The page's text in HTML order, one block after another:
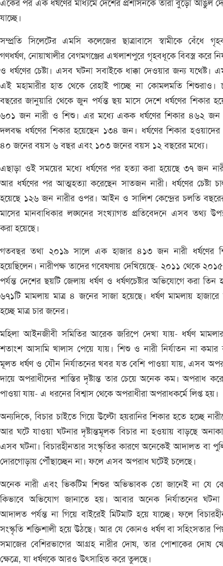
একের পর এক ধর্ষণের মাধ্যমে দেশের প্রশাসনকে তারা বুড়ো আঙুল
যাচ্ছে।
সম্প্রতি সিলেটের এমসি কলেজের ছাত্রাবাসে স্বামীকে বেঁধে
গণধর্ষণ, নোয়াখালীর বেগমগঞ্জের এখলাশপুরে গৃহবধূকে বিবস্ত্র করে
ও ধর্ষণের চেষ্টা। এসব ঘটনা সবাইকে ধাক্কা দেওয়ার জন্য যথেষ্ট।
এই মহামারীর হাত থেকে রেহাই পাচ্ছে না কোমলমতি শিশুরাও।
বছরের জানুয়ারি থেকে জুন পর্যন্ত ছয় মাসে দেশে ধর্ষণের শিকার
৬০১ জন নারী ও শিশু। এর মধ্যে একক ধর্ষণের শিকার ৪৬২
দলবদ্ধ ধর্ষণের শিকার হয়েছেন ১৩৪ জন। ধর্ষণের শিকার হওয়াদের
৪০ জনের বয়স ৬ বছর এবং ১০৩ জনের বয়স ১২ বছরের মধ্যে।
এছাড়া ওই সময়ের মধ্যে ধর্ষণের পর হত্যা করা হয়েছে ৩৭ জন
আর ধর্ষণের পর আত্মহত্যা করেছেন সাতজন নারী। ধর্ষণের চেষ্টা
হয়েছে ১২৬ জন নারীর ওপর। আইন ও সালিশ কেন্দ্রের চলতি
মাসের মানবাধিকার লঙ্ঘনের সংখ্যাগত প্রতিবেদনে এসব তথ্য
করা হয়েছে।
গতবছর তথা ২০১৯ সালে এক হাজার ৪১৩ জন নারী ধর্ষণের
হয়েছিলেন। নারীপক্ষ তাদের গবেষণায় দেখিয়েছে- ২০১১ থেকে
পর্যন্ত দেশের ছয়টি জেলায় ধর্ষণ ও ধর্ষণচেষ্টার অভিযোগে করা তিন
৬৭১টি মামলায় মাত্র ৪ জনের সাজা হয়েছে। ধর্ষণ মামলায় হাজারে
হচ্ছে মাত্র চার জনের।
মহিলা আইনজীবী সমিতির আরেক জরিপে দেখা যায়- ধর্ষণ
শতাংশ আসামি খালাস পেয়ে যায়। শিশু ও নারী নির্যাতন না কমার
মূলত ধর্ষণ ও যৌন নির্যাতনের খবর যত বেশি পাওয়া যায়, এসব
দায়ে অপরাধীদের শাস্তির দৃষ্টান্ত তার চেয়ে অনেক কম। অপরাধ
পাওয়া যায়- এ ধরনের বিশ্বাস থেকে অপরাধীরা অপরাধকর্মে লিপ্ত হয়।
অন্যদিকে, বিচার চাইতে গিয়ে উল্টো হয়রানির শিকার হতে হচ্ছে
আর ঘটে যাওয়া ঘটনার দৃষ্টান্তমূলক বিচার না হওয়ায় বাড়ছে
এসব ঘটনা। বিচারহীনতার সংস্কৃতির কারণে অনেকেই আদালত বা
দোরগোড়ায় পৌঁছাচ্ছেন না। ফলে এসব অপরাধ ঘটেই চলেছে।
অনেক নারী এবং ভিকটিম শিশুর অভিভাবক তো জানেই না যে
কিভাবে অভিযোগ জানাতে হয়। আবার অনেক নির্যাতনের ঘটনা
আদালত পর্যন্ত না গিয়ে বাইরেই মিটমাট হয়ে যাচ্ছে। ফলে
সংস্কৃতি শক্তিশালী হয়ে উঠছে। আর যে কোনও ধর্ষণ বা সহিংসতার
সমাজের বেশিরভাগের আগ্রহ নারীর দোষ, তার পোশাকের দোষ
ক্ষেত্রে, যা ধর্ষণকে আরও উৎসাহিত করে তুলছে।